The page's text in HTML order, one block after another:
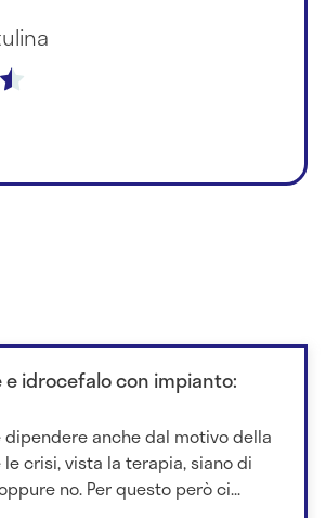
e idrocefalo con impianto:
dipendere anche dal motivo della
le crisi, vista la terapia, siano di
no. Per questo però ci...